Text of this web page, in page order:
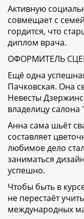
Активную
совмещает с
гордится, что
диплом врача.
ОФОРМИТЕЛЬ
Ещё одна
Пачковская. Она
Невесты
владелицу
Анна сама шьёт
составляет
любимое дело
заниматься
успешно.
Чтобы быть в
не перестаёт
международных